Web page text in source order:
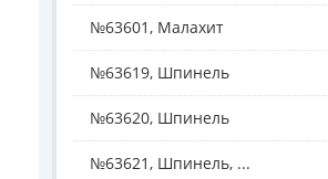
№63601, Малахит
№63619, Шпинель
№63620, Шпинель
№63621, Шпинель, ...